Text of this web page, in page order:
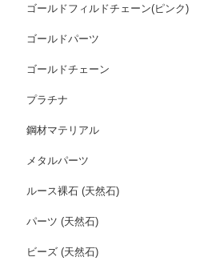
ゴールドフィルドチェーン(ピンク)
ゴールドパーツ
ゴールドチェーン
プラチナ
鋼材マテリアル
メタルパーツ
ルース裸石 (天然石)
パーツ (天然石)
ビーズ (天然石)